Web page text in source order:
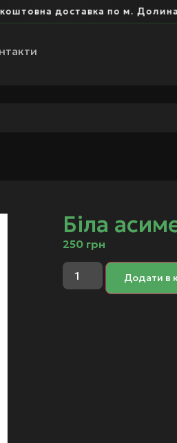
доставка по м. Долина
Біла
250 грн
Додати в